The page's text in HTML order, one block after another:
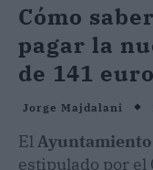
Cómo
pagar la
de 141
Jorge Majdalani
El
estipulado por el